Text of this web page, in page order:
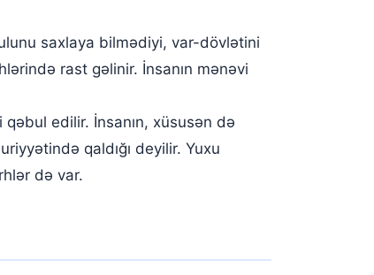
saxlaya bilmədiyi, var-dövlətini
rast gəlinir. İnsanın mənəvi
edilir. İnsanın, xüsusən də
qaldığı deyilir. Yuxu
də var.